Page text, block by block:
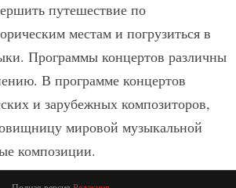
путешествие по
местам и погрузиться в
Программы концертов различны
В программе концертов
и зарубежных композиторов,
мировой музыкальной
композиции.